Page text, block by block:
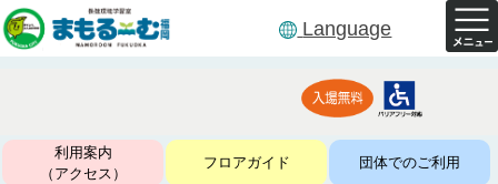
Language
利用案内
（アクセス）
フロアガイド 団体でのご利用